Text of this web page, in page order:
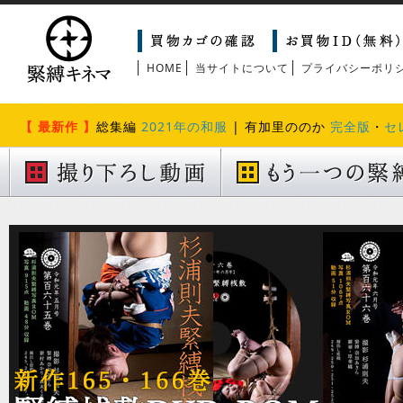
HOME 当サイトについて プライバシーポリ
【 最新作 】 総集編 2021年の和服 | 有加里ののか 完全版 ・ セ